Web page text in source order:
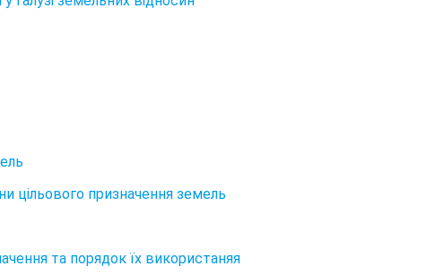
цільового призначення земель
та порядок їх використаняя